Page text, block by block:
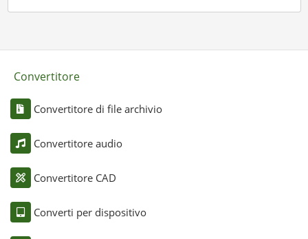
Convertitore
Convertitore di file archivio
Convertitore audio
Convertitore CAD
Converti per dispositivo